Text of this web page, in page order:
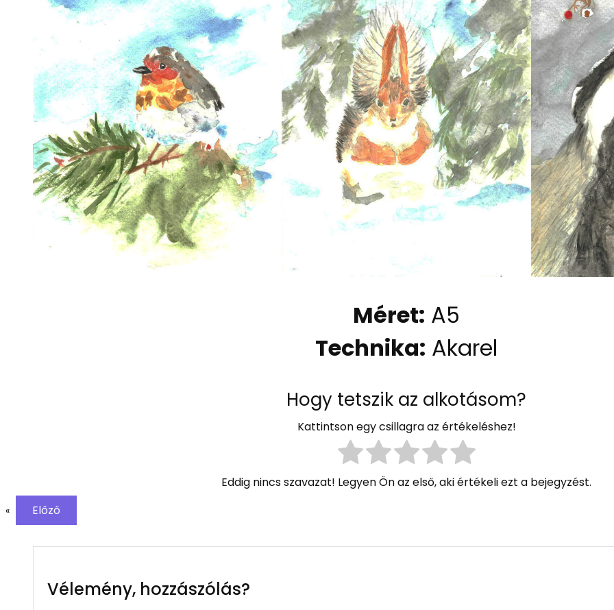
Méret: A5
Technika: Akarel
Hogy tetszik az alkotásom?
Kattintson egy csillagra az értékeléshez!
Eddig nincs szavazat! Legyen Ön az első, aki értékeli ezt a bejegyzést.
« Előző
Vélemény, hozzászólás?